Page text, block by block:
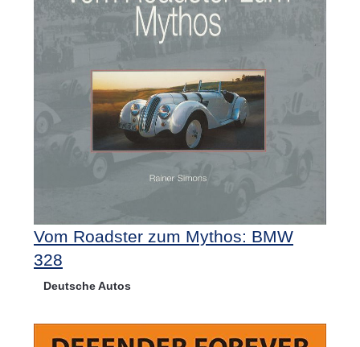
Vom Roadster zum Mythos: BMW
328
Deutsche Autos